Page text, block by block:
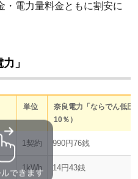
・電力量料金ともに割安に
」
単位
奈良電力「ならでん低圧
10％）
1契約 990円76銭
1kWh 14円43銭